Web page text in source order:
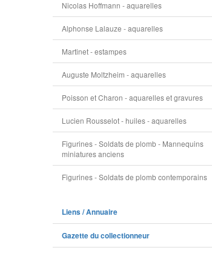
Nicolas Hoffmann - aquarelles
Alphonse Lalauze - aquarelles
Martinet - estampes
Auguste Moltzheim - aquarelles
Poisson et Charon - aquarelles et gravures
Lucien Rousselot - huiles - aquarelles
Figurines - Soldats de plomb - Mannequins
miniatures anciens
Figurines - Soldats de plomb contemporains
Liens / Annuaire
Gazette du collectionneur